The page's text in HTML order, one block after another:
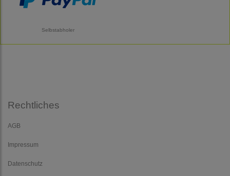
Selbstabholer
Rechtliches
AGB
Impressum
Datenschutz